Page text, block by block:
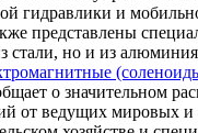
гидравлики и
представлены
стали, но и из
о значительном
от ведущих мировых и